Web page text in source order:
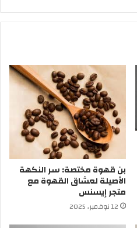
بن قهوة مختصة: سر النكهة
الأصيلة لعشاق القهوة مع
متجر إيسنس
12 نوفمبر، 2025